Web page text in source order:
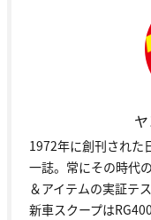
1972年に創刊された
一誌。常にその時代
＆アイテムの実証テ
新車スクープは